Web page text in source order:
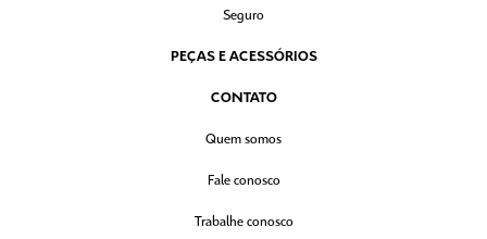
Seguro
PEÇAS E ACESSÓRIOS
CONTATO
Quem somos
Fale conosco
Trabalhe conosco